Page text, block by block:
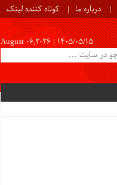
درباره ما کوتاه کننده لینک
August 06,2026 | ۱۴۰۵/۰۵/۱۵